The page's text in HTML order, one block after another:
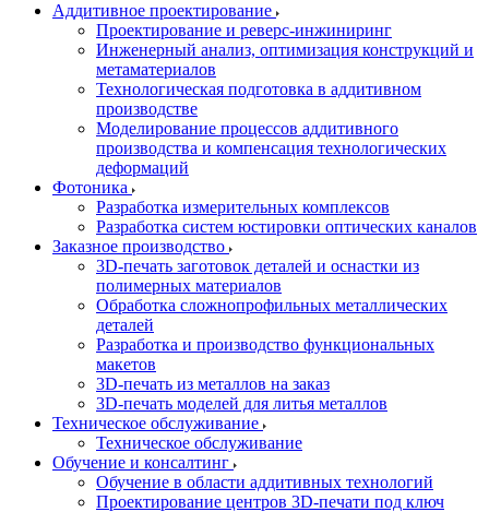
Аддитивное проектирование
Проектирование и реверс-инжиниринг
Инженерный анализ, оптимизация конструкций и
метаматериалов
Технологическая подготовка в аддитивном
производстве
Моделирование процессов аддитивного
производства и компенсация технологических
деформаций
Фотоника
Разработка измерительных комплексов
Разработка систем юстировки оптических каналов
Заказное производство
3D-печать заготовок деталей и оснастки из
полимерных материалов
Обработка сложнопрофильных металлических
деталей
Разработка и производство функциональных
макетов
3D-печать из металлов на заказ
3D-печать моделей для литья металлов
Техническое обслуживание
Техническое обслуживание
Обучение и консалтинг
Обучение в области аддитивных технологий
Проектирование центров 3D-печати под ключ